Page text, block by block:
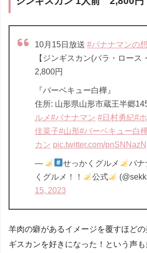
10月15日放送 #バナナマンの
【ジンギスカン(バラ・ロース
2,800円
『バーベキュー白樺』
住所: 山形県山形市蔵王半郷
ルメ#バナナマン #日村勇紀#
佳菜子#山形#バーベキュー白
カン pic.twitter.com/
— せっかくグルメ
バナ
くグルメ！！
公式
15, 2023
羊肉の癖があるイメージを覆すほど
ギスカンを好きになった！という声も